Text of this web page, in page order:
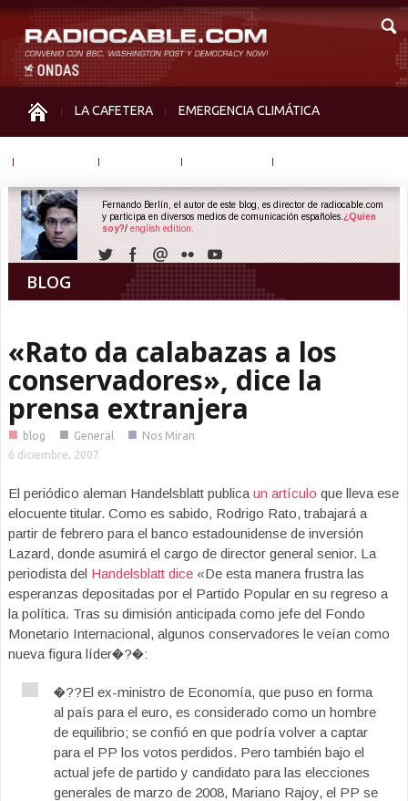
LA CAFETERA EMERGENCIA CLIMÁTICA
BLOG
Fernando Berlín, el autor de este blog, es director de radiocable.com
y participa en diversos medios de comunicación españoles. ¿Quien
soy?/ english edition.
«Rato da calabazas a los
conservadores», dice la
prensa extranjera
■ blog ■ General ■ Nos Miran
6 diciembre, 2007
El periódico aleman Handelsblatt publica un artículo que lleva ese
elocuente titular. Como es sabido, Rodrigo Rato, trabajará a
partir de febrero para el banco estadounidense de inversión
Lazard, donde asumirá el cargo de director general senior. La
periodista del Handelsblatt dice «De esta manera frustra las
esperanzas depositadas por el Partido Popular en su regreso a
la política. Tras su dimisión anticipada como jefe del Fondo
Monetario Internacional, algunos conservadores le veían como
nueva figura líder�?�:
�??El ex-ministro de Economía, que puso en forma
al país para el euro, es considerado como un hombre
de equilibrio; se confió en que podría volver a captar
para el PP los votos perdidos. Pero también bajo el
actual jefe de partido y candidato para las elecciones
generales de marzo de 2008, Mariano Rajoy, el PP se